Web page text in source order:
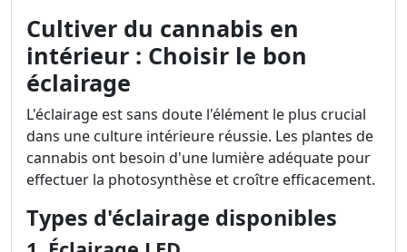
Cultiver du cannabis en
intérieur : Choisir le bon
éclairage
L'éclairage est sans doute l'élément le plus crucial
dans une culture intérieure réussie. Les plantes de
cannabis ont besoin d'une lumière adéquate pour
effectuer la photosynthèse et croître efficacement.
Types d'éclairage disponibles